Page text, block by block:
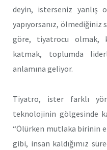
deyin, isterseniz yanlış
yapıyorsanız, ölmediğiniz
göre, tiyatrocu olmak,
katmak, toplumda
anlamına geliyor.
Tiyatro, ister farklı
teknolojinin gölgesinde
“Ölürken mutlaka birinin
gibi, insan kaldığımız